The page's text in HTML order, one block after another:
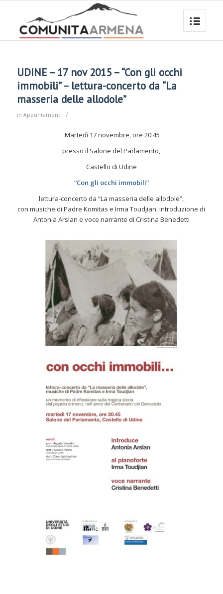
UDINE – 17 nov 2015 – “Con gli occhi
immobili” – lettura-concerto da “La
masseria delle allodole”
in Appuntamenti /
Martedì 17 novembre, ore 20.45
presso il Salone del Parlamento,
Castello di Udine
“Con gli occhi immobili”
lettura-concerto da “La masseria delle allodole”,
con musiche di Padre Komitas e Irma Toudjian, introduzione di
Antonia Arslan e voce narrante di Cristina Benedetti